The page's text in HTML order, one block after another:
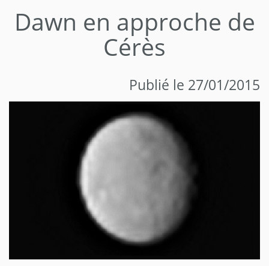
Dawn en approche de
Cérès
Publié le 27/01/2015